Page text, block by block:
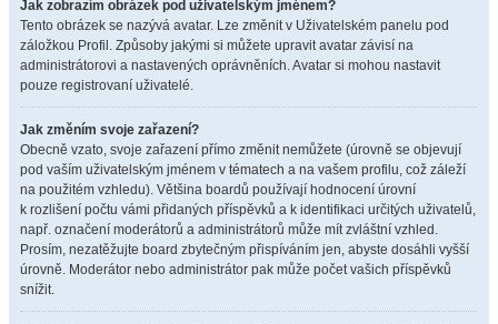
Jak zobrazím obrázek pod uživatelským jménem?
Tento obrázek se nazývá avatar. Lze změnit v Uživatelském panelu pod
záložkou Profil. Způsoby jakými si můžete upravit avatar závisí na
administrátorovi a nastavených oprávněních. Avatar si mohou nastavit
pouze registrovaní uživatelé.
Jak změním svoje zařazení?
Obecně vzato, svoje zařazení přímo změnit nemůžete (úrovně se objevují
pod vaším uživatelským jménem v tématech a na vašem profilu, což záleží
na použitém vzhledu). Většina boardů používají hodnocení úrovní
k rozlišení počtu vámi přidaných příspěvků a k identifikaci určitých uživatelů,
např. označení moderátorů a administrátorů může mít zvláštní vzhled.
Prosím, nezatěžujte board zbytečným přispíváním jen, abyste dosáhli vyšší
úrovně. Moderátor nebo administrátor pak může počet vašich příspěvků
snížit.